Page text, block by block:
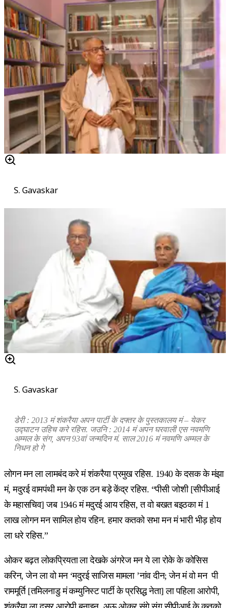
S. Gavaskar
S. Gavaskar
डेरी : 2013 मं शंकरैया अपन पार्टी के दफ्तर के पुस्तकालय मं – येकर
उद्घाटन उहिच करे रहिस. जउनि : 2014 मं अपन घरवाली एस नवमणि
अम्मल के संग, अपन 93वां जन्मदिन मं. साल 2016 मं नवमणि अम्मल के
निधन हो गे
लोगन मन ला लामबंद करे मं शंकरैया प्रमुख रहिस. 1940 के दसक के मंझा
मं, मदुरई वामपंथी मन के एक ठन बड़े केंद्र रहिस. “पीसी जोशी [सीपीआई
के महासचिव] जब 1946 मं मदुरई आय रहिस, त वो बखत बइठका मं 1
लाख लोगन मन सामिल होय रहिन. हमार कतको सभा मन मं भारी भीड़ होय
ला धरे रहिस.”
ओकर बढ़त लोकप्रियता ला देखके अंगरेज मन ये ला रोके के कोसिस
करिन, जेन ला वो मन ‘मदुरई साजिस मामला ’नांव दीन; जेन मं वो मन पी
राममूर्ति [तमिलनाडु मं कम्युनिस्ट पार्टी के प्रसिद्ध नेता] ला पहिला आरोपी,